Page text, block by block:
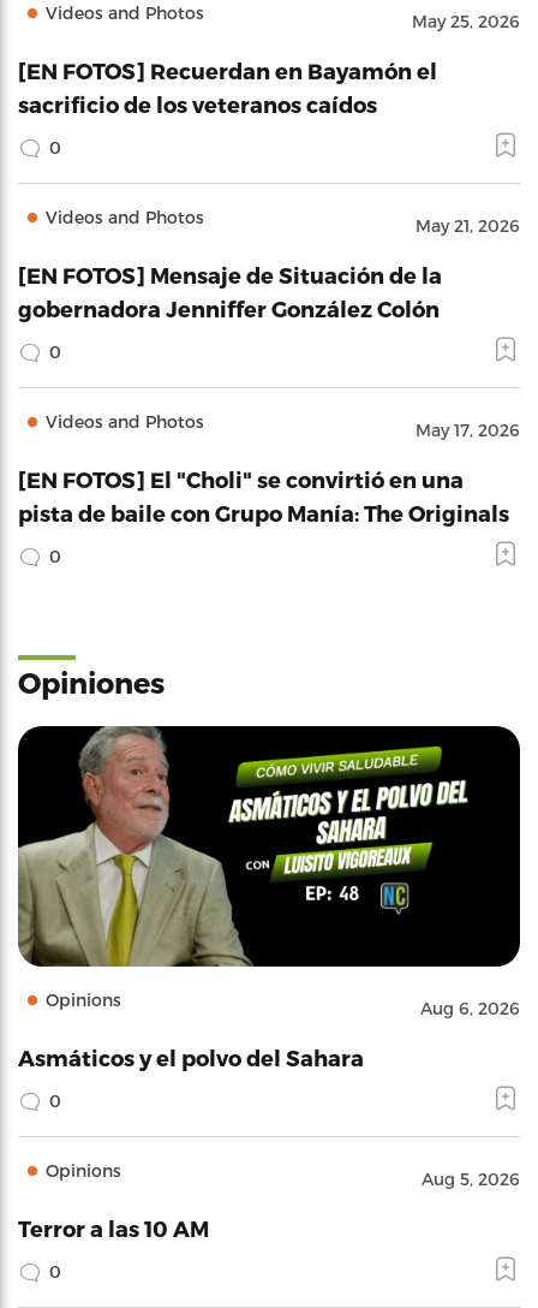
Videos and Photos May 25, 2026
[EN FOTOS] Recuerdan en Bayamón el
sacrificio de los veteranos caídos
0
Videos and Photos May 21, 2026
[EN FOTOS] Mensaje de Situación de la
gobernadora Jenniffer González Colón
0
Videos and Photos May 17, 2026
[EN FOTOS] El "Choli" se convirtió en una
pista de baile con Grupo Manía: The Originals
0
Opiniones
Opinions Aug 6, 2026
Asmáticos y el polvo del Sahara
0
Opinions Aug 5, 2026
Terror a las 10 AM
0